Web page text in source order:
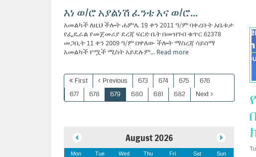
እነ ወ/ሮ አያልነሽ ፈንቴ እና ወ/ሮ...
አመልካች ለዚህ ችሎት ሐምሌ 19 ቀን 2011 ዓ/ም ባቀረቡት አቤቱታ
የፌዴራል የመጀመሪያ ደረጃ ፍርድ ቤት በመዝገብ ቁጥር 62378
መጋቢት 11 ቀን 2009 ዓ/ም በዋለው ችሎት ማስረጃ ሳይሰማ
አመልካች የሟች ሚስት አይደሉም... Read more
First Previous 673 674 675
676
677
678 679 680 681 682 Next
August 2026
Mon Tue Wed Thu Fri Sat Sun